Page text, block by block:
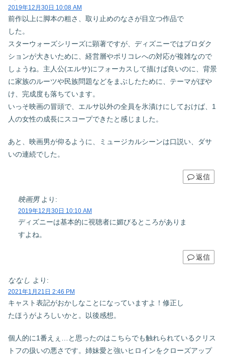
2019年12月30日 10:08 AM
前作以上に脚本の粗さ、取り止めのなさが目立つ作品で
した。
スターウォーズシリーズに顕著ですが、ディズニーではプロダク
ションが大きいために、経営層やポリコレへの対応が複雑なので
しょうね。主人公(エルサ)にフォーカスして描けば良いのに、背景
に家族のルーツや民族問題などをまぶしたために、テーマがぼや
け、完成度も落ちています。
いっそ映画の冒頭で、エルサ以外の全員を氷漬けにしておけば、1
人の女性の成長にスコープできたと感じました。
あと、映画男が仰るように、ミュージカルシーンは口説い、ダサ
いの連続でした。
返信
映画男 より:
2019年12月30日 10:10 AM
ディズニーは基本的に視聴者に媚びるところがありま
すよね。
返信
ななし より:
2021年1月21日 2:46 PM
キャスト表記がおかしなことになっていますよ！修正し
たほうがよろしいかと。以後感想。
個人的に1番えぇ…と思ったのはこちらでも触れられているクリス
トフの扱いの悪さです。姉妹愛と強いヒロインをクローズアップ